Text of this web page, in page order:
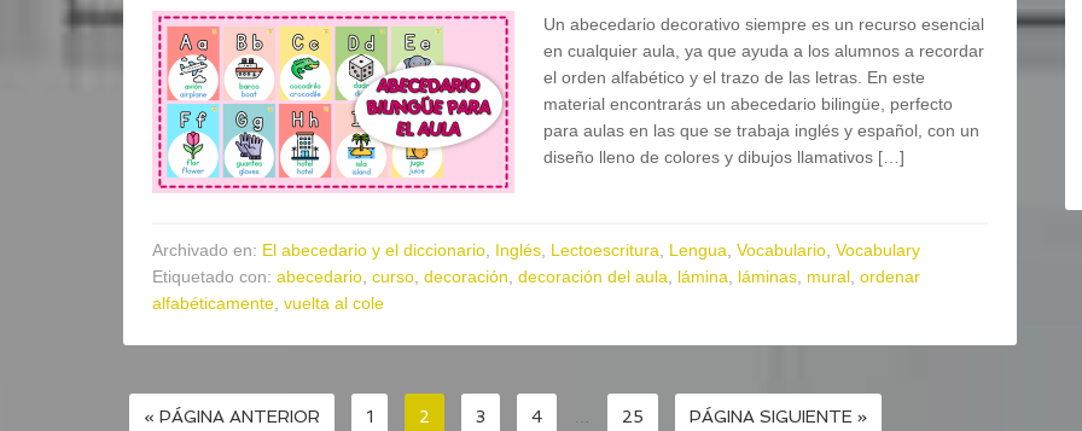
Un abecedario decorativo siempre es un recurso esencial
en cualquier aula, ya que ayuda a los alumnos a recordar
el orden alfabético y el trazo de las letras. En este
material encontrarás un abecedario bilingüe, perfecto
para aulas en las que se trabaja inglés y español, con un
diseño lleno de colores y dibujos llamativos […]
Archivado en: El abecedario y el diccionario Inglés Lectoescritura Lengua Vocabulario Vocabulary
Etiquetado con: abecedario curso decoración decoración del aula lámina láminas mural ordenar
alfabéticamente vuelta al cole
« PÁGINA ANTERIOR 1 2 3 4 25 PÁGINA SIGUIENTE »